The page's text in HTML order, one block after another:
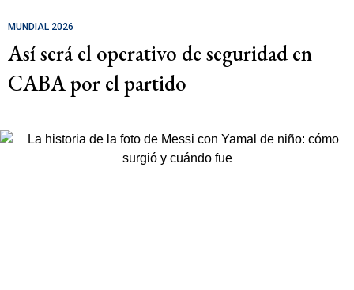
MUNDIAL 2026
Así será el operativo de seguridad en
CABA por el partido